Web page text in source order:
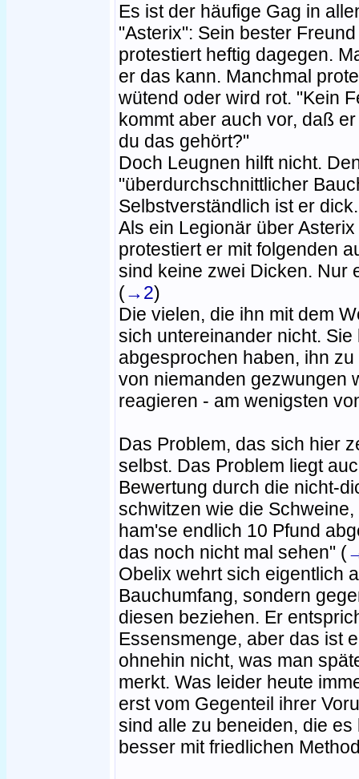
Es ist der häufige Gag in
"Asterix": Sein bester
protestiert heftig dagegen.
er das kann. Manchmal
wütend oder wird rot. "Kein
kommt aber auch vor, daß
du das gehört?"
Doch Leugnen hilft nicht.
"überdurchschnittlicher
Selbstverständlich ist er
Als ein Legionär über
protestiert er mit folgenden
sind keine zwei Dicken. Nur
(→2)
Die vielen, die ihn mit dem
sich untereinander nicht.
abgesprochen haben, ihn
von niemanden gezwungen
reagieren - am wenigsten
Das Problem, das sich hier
selbst. Das Problem liegt
Bewertung durch die nicht-
schwitzen wie die
ham'se endlich 10 Pfund
das noch nicht mal sehen" (
Obelix wehrt sich eigentlich
Bauchumfang, sondern
diesen beziehen. Er
Essensmenge, aber das ist
ohnehin nicht, was man
merkt. Was leider heute
erst vom Gegenteil ihrer
sind alle zu beneiden, die
besser mit friedlichen